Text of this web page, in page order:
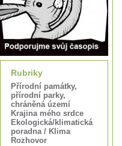
Rubriky
Přírodní památky,
přírodní parky,
chráněná území
Krajina mého srdce
Ekologická/klimatická
poradna / Klima
Rozhovor